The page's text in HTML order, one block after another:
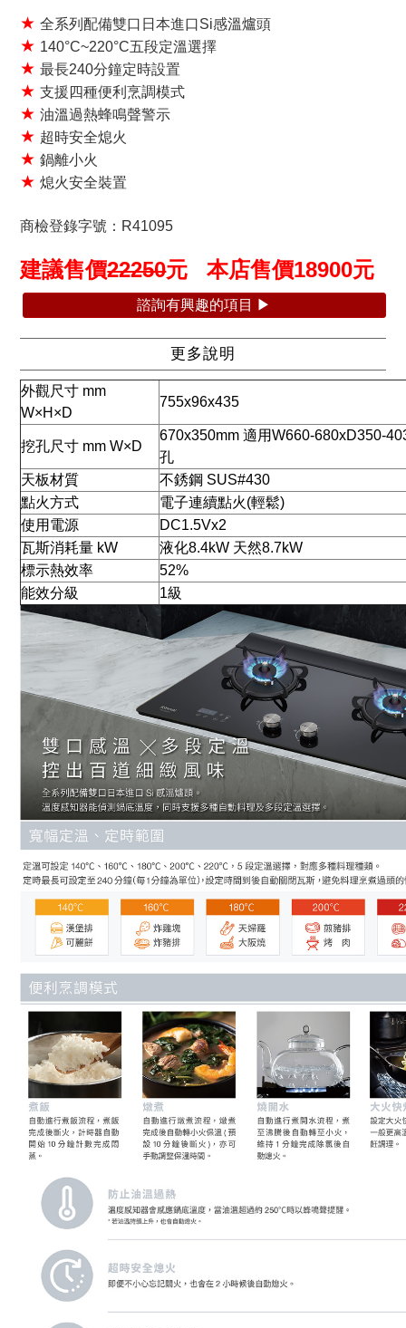
★全系列配備雙口日本進口Si感溫爐頭
★ 140°C~220°C五段定溫選擇
★最長240分鐘定時設置
★支援四種便利烹調模式
★油溫過熱蜂鳴聲警示
★ 超時安全熄火
★鍋離小火
★熄火安全裝置
商檢登錄字號：R41095
建議售價22250元 本店售價18900元
諮詢有興趣的項目 ▶
更多說明
外觀尺寸 mm
W×H×D
755x96x435
挖孔尺寸 mm W×D
670x350mm 適用W660-680xD350-
孔
天板材質
不銹鋼 SUS#430
點火方式
電子連續點火(輕鬆)
使用電源
DC1.5Vx2
瓦斯消耗量 kW
液化8.4kW 天然8.7kW
標示熱效率
52%
能效分級
1級